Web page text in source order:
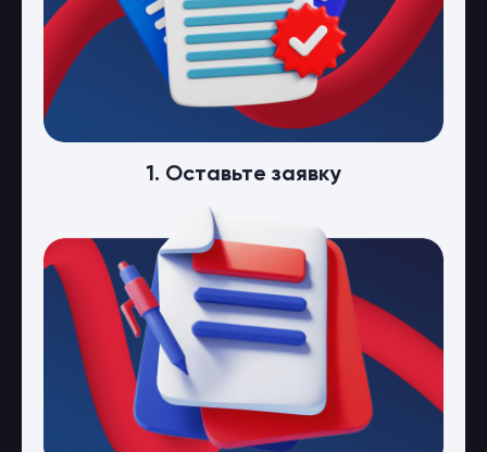
1. Оставьте заявку